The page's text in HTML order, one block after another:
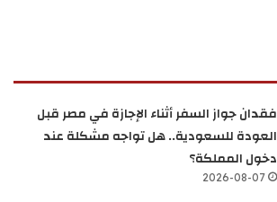
فقدان جواز السفر أثناء الإجازة في مصر قبل
العودة للسعودية.. هل تواجه مشكلة عند
دخول المملكة؟
2026-08-07